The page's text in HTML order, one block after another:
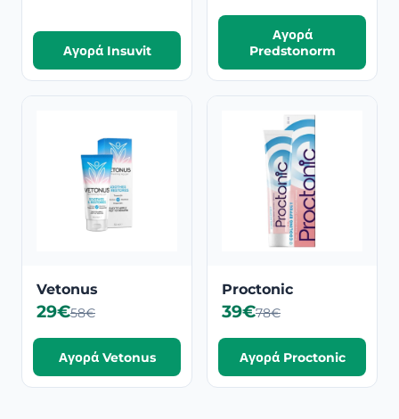
Αγορά Insuvit
Αγορά
Predstonorm
Vetonus
29€58€
Αγορά Vetonus
Proctonic
39€78€
Αγορά Proctonic